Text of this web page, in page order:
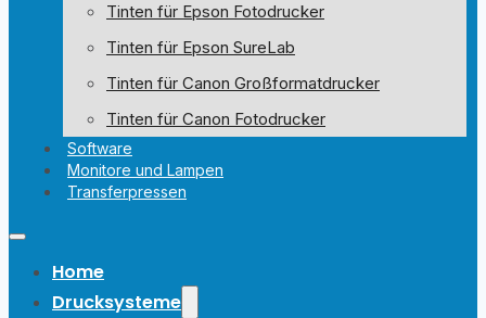
Tinten für Epson Fotodrucker
Tinten für Epson SureLab
Tinten für Canon Großformatdrucker
Tinten für Canon Fotodrucker
Software
Monitore und Lampen
Transferpressen
Home
Drucksysteme